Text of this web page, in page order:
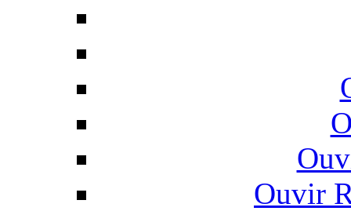
Ouvir